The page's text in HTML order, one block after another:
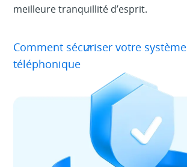
meilleure tranquillité d’esprit.
Comment sécuriser votre système
téléphonique